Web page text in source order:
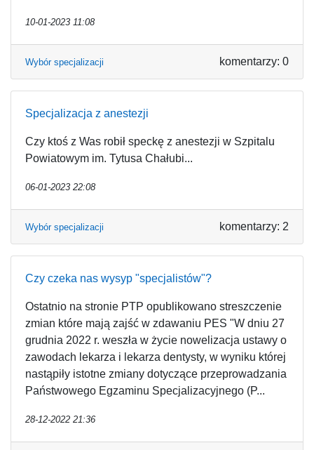
10-01-2023 11:08
Wybór specjalizacji komentarzy: 0
Specjalizacja z anestezji
Czy ktoś z Was robił speckę z anestezji w Szpitalu
Powiatowym im. Tytusa Chałubi...
06-01-2023 22:08
Wybór specjalizacji komentarzy: 2
Czy czeka nas wysyp "specjalistów"?
Ostatnio na stronie PTP opublikowano streszczenie
zmian które mają zajść w zdawaniu PES "W dniu 27
grudnia 2022 r. weszła w życie nowelizacja ustawy o
zawodach lekarza i lekarza dentysty, w wyniku której
nastąpiły istotne zmiany dotyczące przeprowadzania
Państwowego Egzaminu Specjalizacyjnego (P...
28-12-2022 21:36